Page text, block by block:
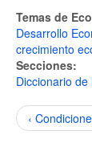
Temas de
Desarrollo
crecimiento
Secciones:
Diccionario
‹